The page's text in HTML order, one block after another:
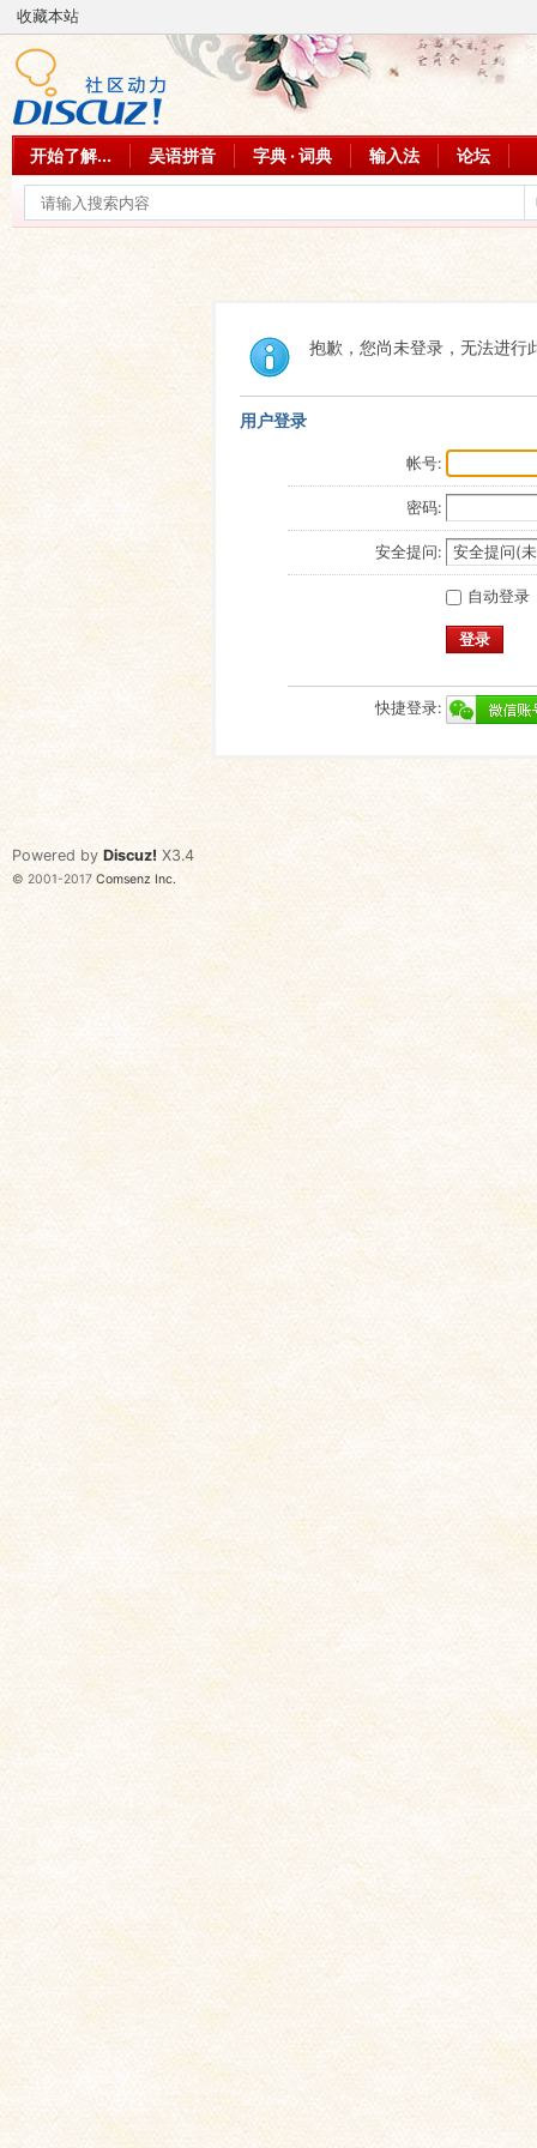
收藏本站
开始了解... 吴语拼音 字典 · 词典 输入法 论坛
抱歉，您尚未登录，无法进行
用户登录
帐号:
密码:
安全提问:
自动登录
登录
快捷登录:
Powered by Discuz! X3.4
© 2001-2017 Comsenz Inc.